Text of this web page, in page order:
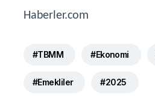
Haberler.com
#TBMM #Ekonomi
#Emekliler #2025